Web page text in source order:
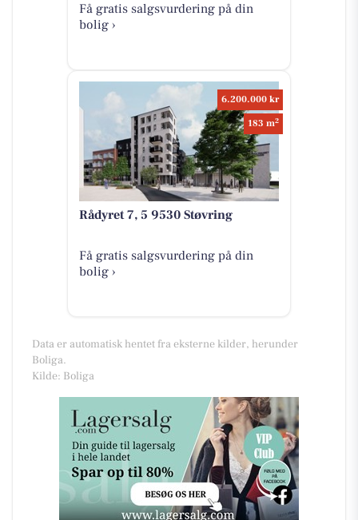
Få gratis salgsvurdering på din
bolig ›
6.200.000 kr
183 m2
Rådyret 7, 5 9530 Støvring
Få gratis salgsvurdering på din
bolig ›
Data er automatisk hentet fra eksterne kilder, herunder
Boliga.
Kilde: Boliga